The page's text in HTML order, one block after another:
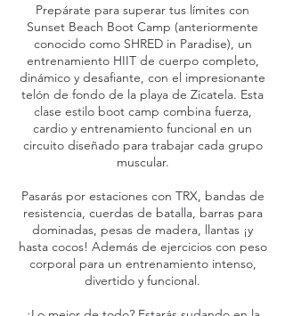
Prepárate para superar tus límites con
Sunset Beach Boot Camp (anteriormente
conocido como SHRED in Paradise), un
entrenamiento HIIT de cuerpo completo,
dinámico y desafiante, con el impresionante
telón de fondo de la playa de Zicatela. Esta
clase estilo boot camp combina fuerza,
cardio y entrenamiento funcional en un
circuito diseñado para trabajar cada grupo
muscular.
Pasarás por estaciones con TRX, bandas de
resistencia, cuerdas de batalla, barras para
dominadas, pesas de madera, llantas ¡y
hasta cocos! Además de ejercicios con peso
corporal para un entrenamiento intenso,
divertido y funcional.